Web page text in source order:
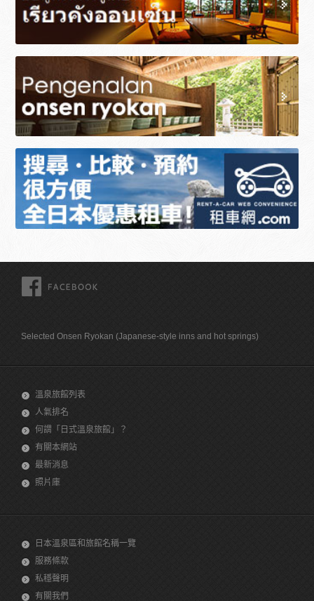
Selected Onsen Ryokan (Japanese-style inns and hot springs)
溫泉旅館列表
人氣排名
何謂「日式溫泉旅館」？
有關本網站
最新消息
照片庫
日本溫泉區和旅館名稱一覽
服務條款
私穩聲明
有關我們